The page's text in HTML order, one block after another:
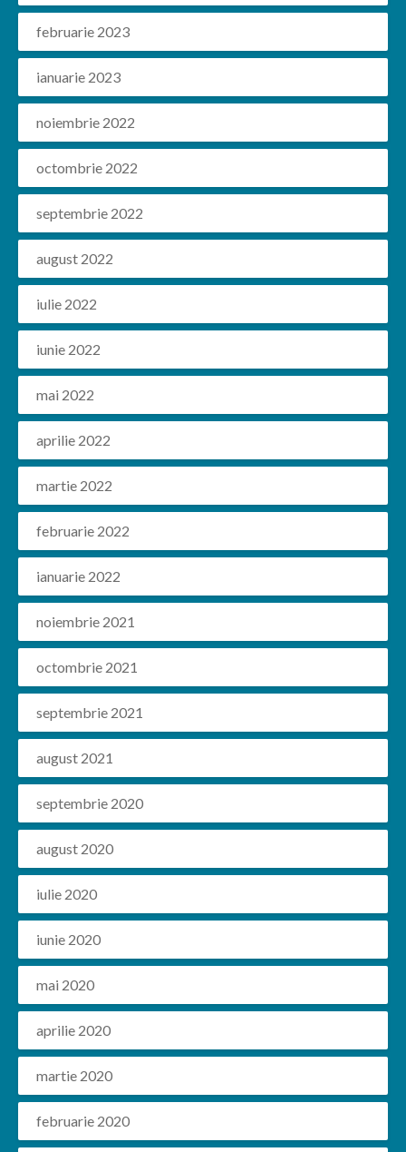
februarie 2023
ianuarie 2023
noiembrie 2022
octombrie 2022
septembrie 2022
august 2022
iulie 2022
iunie 2022
mai 2022
aprilie 2022
martie 2022
februarie 2022
ianuarie 2022
noiembrie 2021
octombrie 2021
septembrie 2021
august 2021
septembrie 2020
august 2020
iulie 2020
iunie 2020
mai 2020
aprilie 2020
martie 2020
februarie 2020